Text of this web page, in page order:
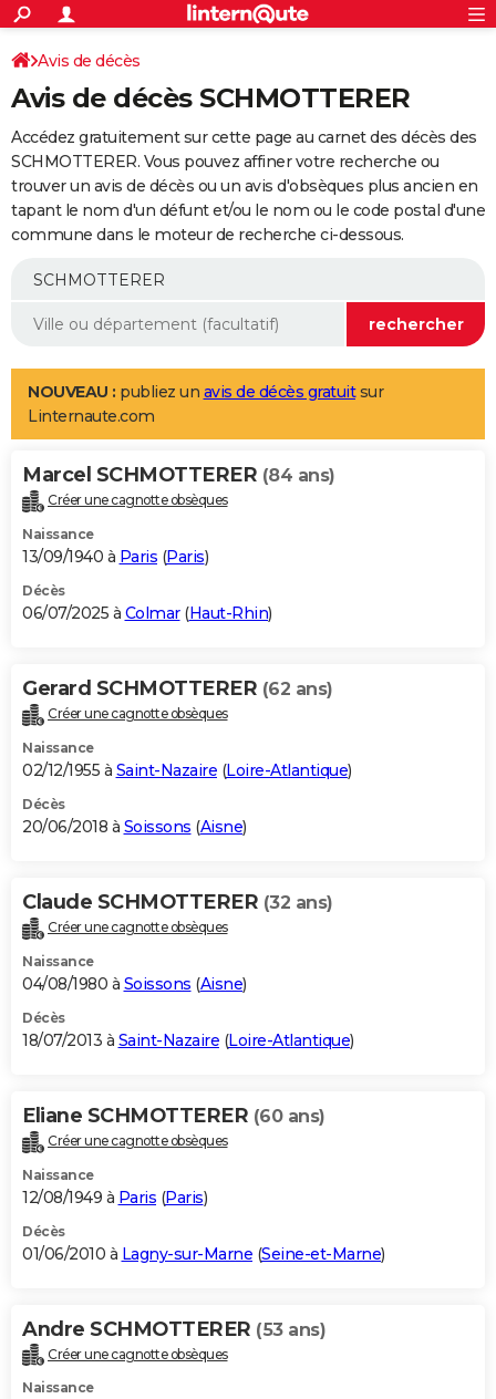
ACTUALITÉS
Politique
Société
Faits Divers
Education
Monde
Villes
+
SPORT
Coupe du monde 2026
Football
Tennis
Cyclisme
Rugby
Forum
Programme TV
TNT
Streaming
Cinéma
Sorties cinéma
Musique
+
FINANCE
Retraite
Epargne
Immobilier
Risques naturels par ville
Assurance
AUTO
Essais
Réserver un essai
Citadines
Berlines
SUV
Forum auto
+
Mobiles
Meilleur smartphone
Internet
Ordinateurs
Jeux vidéo
Guide high-tech
Aménagement intérieur
LIFESTYLE
Art de vivre
Bien-être
Loisirs
Mode
Modes de vie
Alimentation
Guide de la santé
Maladies
Médicaments
Sommeil
VOYAGE
Destinations
City break
Voyage nature
Voyage de noces
Forum
Climat
+PHOTO
GUIDES D'ACHAT
BONS PLANS
Carte de Noël
Carte Bonne année
Carte Saint-Valentin
Carte Pâques
Carte d'anniversaire
DICTIONNAIRE
Dictionnaire
Biographies
Citations
Expressions
Proverbes
PROGRAMME TV
S'inscrire
Se connecter
Lycées
Collèges
Primaires
Universités
Entreprises
Service militaire
Avis de recherche
AVIS DE DÉCÈS
Bricolage
Lifestyle
Culture
Sport
Auto
Television
Voyage
Cinema
Avis de décès
Avis de décès SCHMOTTERER
Accédez gratuitement sur cette page au carnet des décès des
SCHMOTTERER. Vous pouvez affiner votre recherche ou
trouver un avis de décès ou un avis d'obsèques plus ancien en
tapant le nom d'un défunt et/ou le nom ou le code postal d'une
commune dans le moteur de recherche ci-dessous.
NOUVEAU : publiez un avis de décès gratuitsur
Linternaute.com
Marcel SCHMOTTERER (84 ans)
Créer une cagnotte obsèques
Naissance
13/09/1940 à Paris (Paris)
Décès
06/07/2025 à Colmar(Haut-Rhin)
Gerard SCHMOTTERER (62 ans)
Créer une cagnotte obsèques
Naissance
02/12/1955 à Saint-Nazaire (Loire-Atlantique)
Décès
20/06/2018 à Soissons (Aisne)
Claude SCHMOTTERER (32 ans)
Créer une cagnotte obsèques
Naissance
04/08/1980 à Soissons (Aisne)
Décès
18/07/2013 à Saint-Nazaire (Loire-Atlantique)
Eliane SCHMOTTERER (60 ans)
Créer une cagnotte obsèques
Naissance
12/08/1949 à Paris (Paris)
Décès
01/06/2010 à Lagny-sur-Marne (Seine-et-Marne)
Andre SCHMOTTERER (53 ans)
Créer une cagnotte obsèques
Naissance